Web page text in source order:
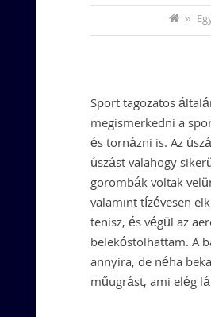
»
Sport tagozatos
megismerkedni a
és tornázni is. Az
úszást valahogy
gorombák voltak
valamint tízévesen
tenisz, és végül az
belekóstolhattam. A
annyira, de néha
műugrást, ami elég